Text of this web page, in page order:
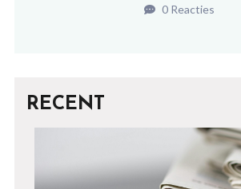
0 Reacties
RECENT